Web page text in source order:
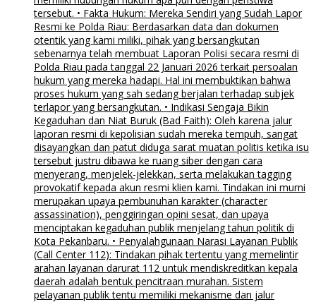
tersebut. • Fakta Hukum: Mereka Sendiri yang Sudah Lapor
Resmi ke Polda Riau: Berdasarkan data dan dokumen
otentik yang kami miliki, pihak yang bersangkutan
sebenarnya telah membuat Laporan Polisi secara resmi di
Polda Riau pada tanggal 22 Januari 2026 terkait persoalan
hukum yang mereka hadapi. Hal ini membuktikan bahwa
proses hukum yang sah sedang berjalan terhadap subjek
terlapor yang bersangkutan. • Indikasi Sengaja Bikin
Kegaduhan dan Niat Buruk (Bad Faith): Oleh karena jalur
laporan resmi di kepolisian sudah mereka tempuh, sangat
disayangkan dan patut diduga sarat muatan politis ketika isu
tersebut justru dibawa ke ruang siber dengan cara
menyerang, menjelek-jelekkan, serta melakukan tagging
provokatif kepada akun resmi klien kami. Tindakan ini murni
merupakan upaya pembunuhan karakter (character
assassination), penggiringan opini sesat, dan upaya
menciptakan kegaduhan publik menjelang tahun politik di
Kota Pekanbaru. • Penyalahgunaan Narasi Layanan Publik
(Call Center 112): Tindakan pihak tertentu yang memelintir
arahan layanan darurat 112 untuk mendiskreditkan kepala
daerah adalah bentuk pencitraan murahan. Sistem
pelayanan publik tentu memiliki mekanisme dan jalur